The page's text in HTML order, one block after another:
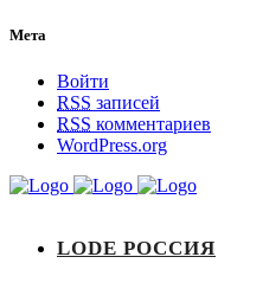
Мета
Войти
RSS записей
RSS комментариев
WordPress.org
LODE РОССИЯ